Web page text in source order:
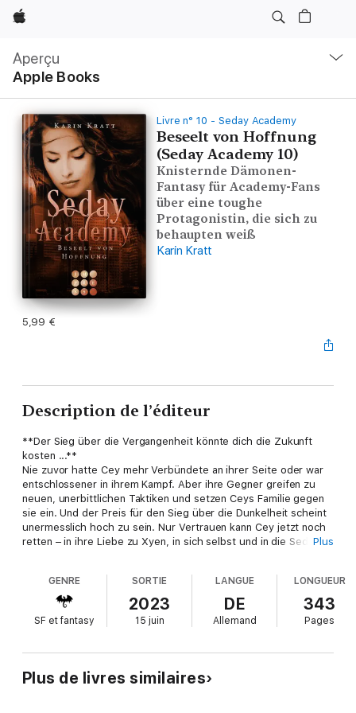
Apple
Aperçu
Apple Books
locale
Ouvrir
menu
Livre n° 10 - Seday Academy
Beseelt von Hoffnung
(Seday Academy 10)
Knisternde Dämonen-
Fantasy für Academy-Fans
über eine toughe
Protagonistin, die sich zu
behaupten weiß
Karin Kratt
5,99 €
Description de l’éditeur
**Der Sieg über die Vergangenheit könnte dich die Zukunft
kosten ...**
Nie zuvor hatte Cey mehr Verbündete an ihrer Seite oder war
entschlossener in ihrem Kampf. Aber ihre Gegner greifen zu
neuen, unerbittlichen Taktiken und setzen Ceys Familie gegen
sie ein. Und der Preis für den Sieg über die Dunkelheit scheint
unermesslich hoch zu sein. Nur Vertrauen kann Cey jetzt noch
retten – in ihre Liebe zu Xyen, in sich selbst und in die Seday,
Leser*innenstimmen zu Reihe
»Geniale Serie« »Ein ganz besonderes Leseerlebnis«
»Wahnsinn. Vielen Dank für diese wundervolle Reihe!«
Karin Kratt erschafft eine toughe Kämpferin, die sich in
einer düsteren Welt behaupten muss. Stark, unnahbar und
unwiderstehlich!
Plus
GENRE
SF et fantasy
SORTIE
2023
15 juin
LANGUE
DE
Allemand
LONGUEUR
343
Pages
Plus de livres similaires